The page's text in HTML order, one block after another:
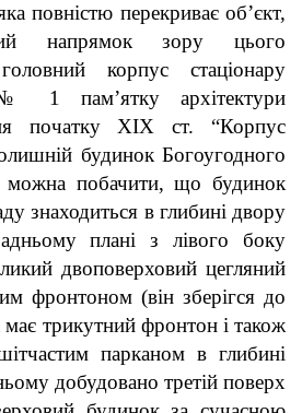
повністю перекриває об’єкт,
напрямок зору цього
корпус стаціонару
№ 1 пам’ятку архітектури
початку ХІХ ст. “Корпус
будинок Богоугодного
можна побачити, що будинок
знаходиться в глибині двору
плані з лівого боку
двоповерховий цегляний
фронтоном (він зберігся до
трикутний фронтон і також
парканом в глибині
добудовано третій поверх